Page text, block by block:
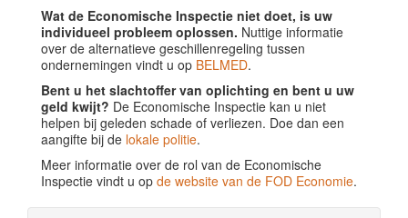
Wat de Economische Inspectie niet doet, is uw
individueel probleem oplossen. Nuttige informatie
over de alternatieve geschillenregeling tussen
ondernemingen vindt u op BELMED.
Bent u het slachtoffer van oplichting en bent u uw
geld kwijt? De Economische Inspectie kan u niet
helpen bij geleden schade of verliezen. Doe dan een
aangifte bij de lokale politie.
Meer informatie over de rol van de Economische
Inspectie vindt u op de website van de FOD Economie.